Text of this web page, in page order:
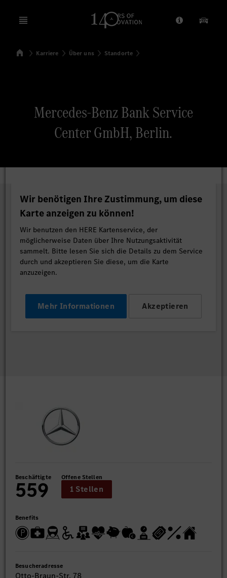
Open menu Anbieter/
SuchenStartseite
Karriere Über uns Standorte
Mercedes-Benz Bank Service
Center GmbH, Berlin.
Wir benötigen Ihre Zustimmung, um diese
Karte anzeigen zu können!
Wir benutzen den HERE Kartenservice, der
möglicherweise Daten über Ihre Nutzungsaktivität
sammelt. Bitte lesen Sie sich die Details zu dem Service
durch und akzeptieren Sie diese, um die Karte
anzuzeigen.
Mehr Informationen Akzeptieren
Beschäftigte
559 Offene Stellen
1 Stellen
Benefits
Besucheradresse
Otto-Braun-Str. 78